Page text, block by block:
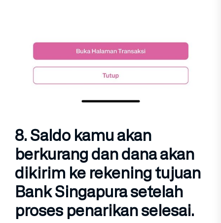
8. Saldo kamu akan
berkurangdan dana akan
dikirim ke rekening tujuan
Bank Singapurasetelah
proses penarikan selesai.